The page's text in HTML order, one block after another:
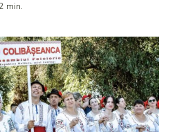
2 min.